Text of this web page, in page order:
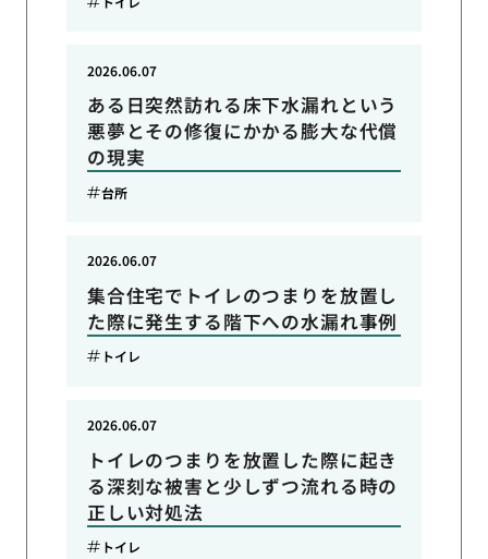
ある日突然訪れる床下水漏れという
悪夢とその修復にかかる膨大な代償
の現実
2026.06.07
台所
集合住宅でトイレのつまりを放置し
た際に発生する階下への水漏れ事例
2026.06.07
トイレ
トイレのつまりを放置した際に起き
る深刻な被害と少しずつ流れる時の
正しい対処法
2026.06.07
トイレ